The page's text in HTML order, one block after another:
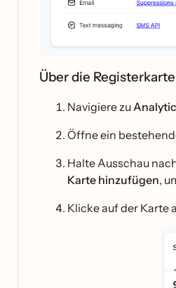
Über die Registerkarte
Navigiere zu
Öffne ein
Halte Ausschau
Karte hinzufügen,
Klicke auf der Karte